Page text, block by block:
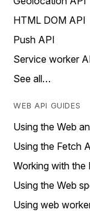
HTML DOM API
Push API
Service worker
See all…
WEB API GUIDES
Using the Web
Using the Fetch
Working with the
Using the Web
Using web